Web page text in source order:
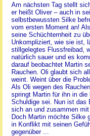
Am nächsten Tag stellt
er heißt Oliver – auch in
selbstbewussten Silke
vom ersten Moment an!
seine Schüchternheit zu
Unkompliziert, wie sie ist,
stillgelegtes Flussfreibad,
natürlich sauer und es
darauf beobachtet Martin
Rauchen. Oli glaubt sich
weint. Weint über die
Als Oli wegen des
springt Martin für ihn in
Schuldige sei. Nun ist das
sich an und zusammen
Doch Martin möchte Silke
in Konflikt mit seinen
gegenüber ...